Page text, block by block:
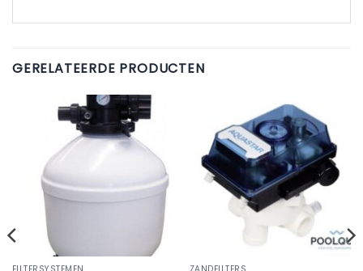
GERELATEERDE PRODUCTEN